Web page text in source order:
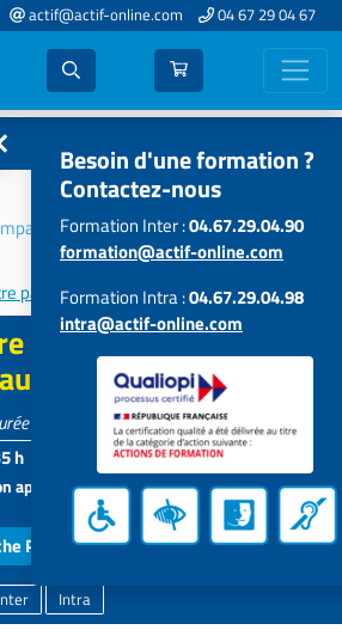
actif@actif-online.com 04 67 29 04 67
des publics accompagnés –
les maux de la nuit
par... L’hypnose relationnelle
et accompagner les
de la nuit
h
Tarif*
1274 €
Participants
applicable aux formations intra dans vos
locaux
PDF Obtenir unDevis inter
Intra
Besoin d'une formation ?
Contactez-nous
Formation Inter :04.67.29.04.90
formation@actif-online.com
Formation Intra :04.67.29.04.98
intra@actif-online.com